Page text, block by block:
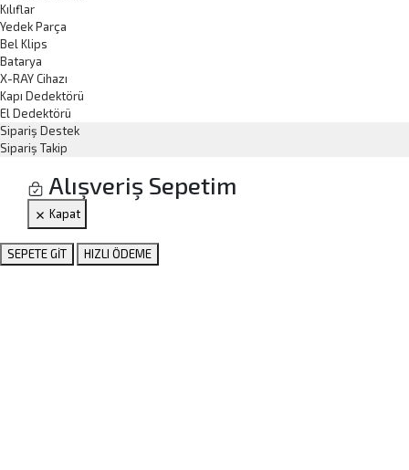
Kılıflar
Yedek Parça
Bel Klips
Batarya
X-RAY Cihazı
Kapı Dedektörü
El Dedektörü
Sipariş Destek
Sipariş Takip
Alışveriş Sepetim
Kapat
SEPETE GİT HIZLI ÖDEME